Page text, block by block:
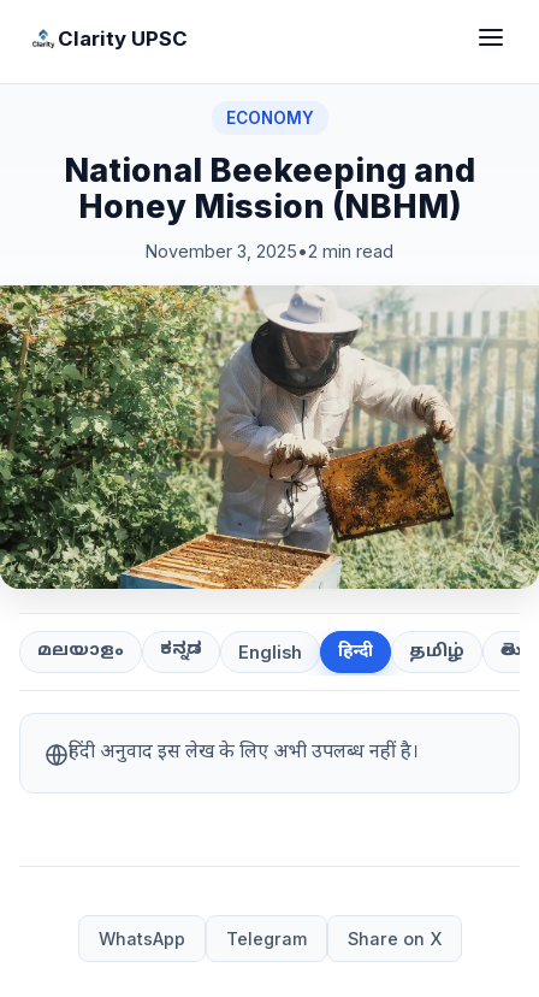
Clarity UPSC
ECONOMY
National Beekeeping and
Honey Mission (NBHM)
November 3, 2025•2 min read
മലയാളം ಕನ್ನಡ English हिन्दी தமிழ்
हिंदी अनुवाद इस लेख के लिए अभी उपलब्ध नहीं है।
WhatsApp Telegram Share on X